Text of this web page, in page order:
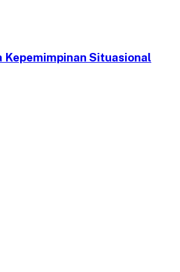
Kepemimpinan Situasional